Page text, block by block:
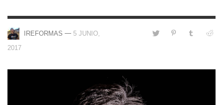
IREFORMAS — 5 JUNIO,
2017